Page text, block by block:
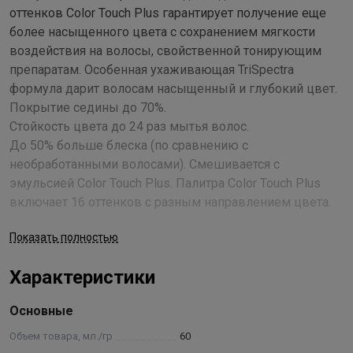
оттенков Color Touch Plus гарантирует получение еще
более насыщенного цвета с сохранением мягкости
воздействия на волосы, свойственной тонирующим
препаратам. Особенная ухаживающая TriSpectra
формула дарит волосам насыщенный и глубокий цвет.
Покрытие седины до 70%.
Стойкость цвета до 24 раз мытья волос.
До 50% больше блеска (по сравнению с
необработанными волосами). Смешивается с
эмульсией Color Touch Plus. Палитра Color Touch Plus
включает 16 оттенков с разным направлением цвета.
Применение
Всегда смешивайте Color Touch Plus с эмульсией Color Touch 4
%. Смешайте в пропорции 1:2, например, 30 г крема + 60 г
волос: Работайте в защитных перчатках. Нанесите продукт при
помощи кисточки. Нанесите смесь Color Touch на вымытые
Показать полностью
Характеристики
Основные
Объем товара, мл./гр 60